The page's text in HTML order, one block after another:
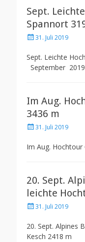
Sept.
Spannort
Posted31. Juli 2019
Sept. Leichte
September
Im Aug.
3436 m
Posted31. Juli 2019
Im Aug.
20. Sept.
leichte
Posted31. Juli 2019
20. Sept. Alpines
Kesch 2418 m